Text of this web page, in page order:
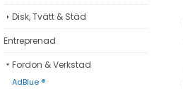
Disk, Tvätt & Städ
Entreprenad
Fordon & Verkstad
AdBlue ®